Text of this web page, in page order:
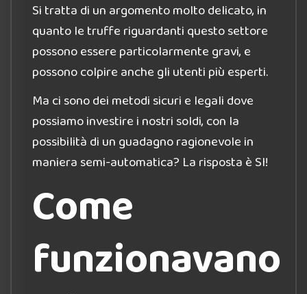
Si tratta di un argomento molto delicato, in
quanto le truffe riguardanti questo settore
possono essere particolarmente gravi, e
possono colpire anche gli utenti più esperti.
Ma ci sono dei metodi sicuri e legali dove
possiamo investire i nostri soldi, con la
possibilità di un guadagno ragionevole in
maniera semi-automatica? La risposta è SI!
Come
funzionavano